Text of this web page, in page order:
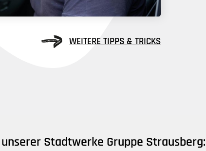
WEITERE TIPPS & TRICKS
Stadtwerke Gruppe Strausberg: